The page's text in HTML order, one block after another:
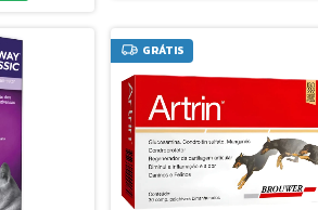
GRÁTIS